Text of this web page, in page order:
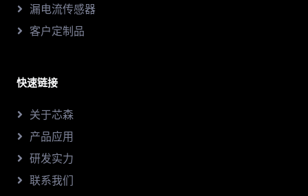
漏电流传感器
客户定制品
快速链接
关于芯森
产品应用
研发实力
联系我们